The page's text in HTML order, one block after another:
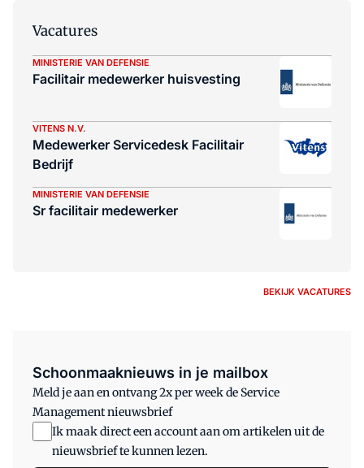
Vacatures
MINISTERIE VAN DEFENSIE
Facilitair medewerker huisvesting
VITENS N.V.
Medewerker Servicedesk Facilitair
Bedrijf
MINISTERIE VAN DEFENSIE
Sr facilitair medewerker
BEKIJK VACATURES
Schoonmaaknieuws in je mailbox
Meld je aan en ontvang 2x per week de Service
Management nieuwsbrief
Ik maak direct een account aan om artikelen uit de
nieuwsbrief te kunnen lezen.